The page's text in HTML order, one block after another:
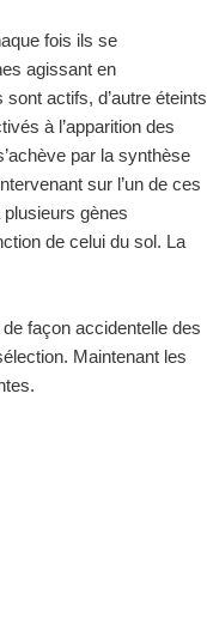
fois ils se
agissant en
actifs, d’autre éteints
à l’apparition des
par la synthèse
sur l’un de ces
gènes
de celui du sol. La
façon accidentelle des
Maintenant les